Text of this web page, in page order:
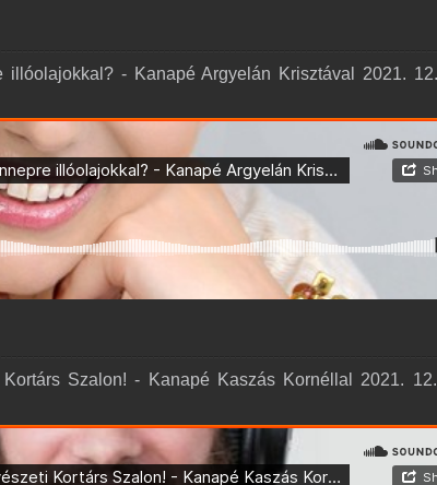
illóolajokkal? - Kanapé Argyelán Krisztával 2021.
Szalon! - Kanapé Kaszás Kornéllal 2021.